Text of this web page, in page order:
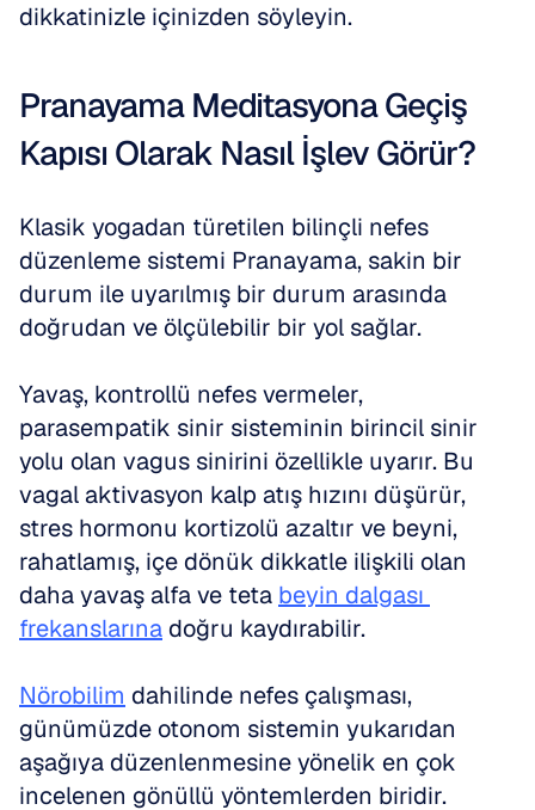
dikkatinizle içinizden söyleyin.
Pranayama Meditasyona Geçiş
Kapısı Olarak Nasıl İşlev Görür?
Klasik yogadan türetilen bilinçli nefes
düzenleme sistemi Pranayama, sakin bir
durum ile uyarılmış bir durum arasında
doğrudan ve ölçülebilir bir yol sağlar.
Yavaş, kontrollü nefes vermeler,
parasempatik sinir sisteminin birincil sinir
yolu olan vagus sinirini özellikle uyarır. Bu
vagal aktivasyon kalp atış hızını düşürür,
stres hormonu kortizolü azaltır ve beyni,
rahatlamış, içe dönük dikkatle ilişkili olan
daha yavaş alfa ve teta beyin dalgası
frekanslarına doğru kaydırabilir.
Nörobilim dahilinde nefes çalışması,
günümüzde otonom sistemin yukarıdan
aşağıya düzenlenmesine yönelik en çok
incelenen gönüllü yöntemlerden biridir.